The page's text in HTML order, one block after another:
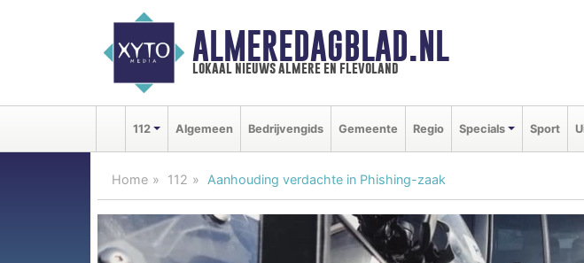
ALMEREDAGBLAD.NL
lokaal nieuws almere en flevoland
112 Algemeen Bedrijvengids Gemeente Regio Specials Sport
Home 112 Aanhouding verdachte in Phishing-zaak